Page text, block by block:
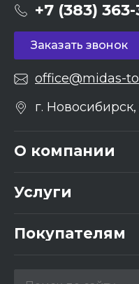
+7 (383)
Заказать звонок
office@midas-
г.
О компании
Услуги
Покупателям